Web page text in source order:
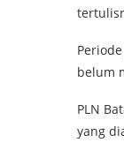
belum
PLN
yang